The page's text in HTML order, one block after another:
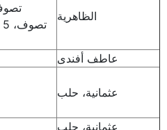
الظاهرية
عاطف أفندى
عثمانية، حلب
عثمانية، حلب